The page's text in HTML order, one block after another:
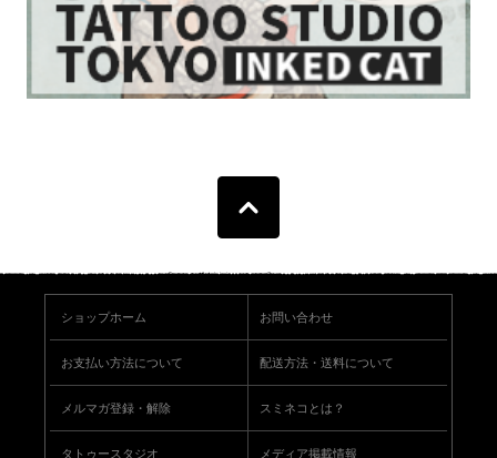
ショップホーム お問い合わせ
お支払い方法について 配送方法・送料について
メルマガ登録・解除 スミネコとは？
タトゥースタジオ メディア掲載情報